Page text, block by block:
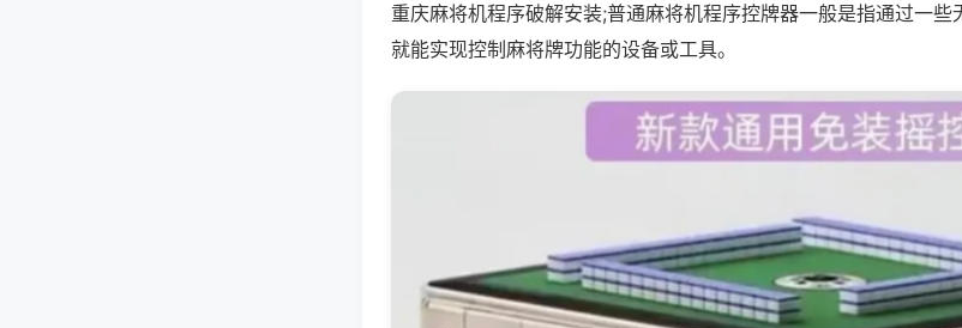
重庆麻将机程序破解安装;普通麻将机程序控牌器一般是指通过一
就能实现控制麻将牌功能的设备或工具。